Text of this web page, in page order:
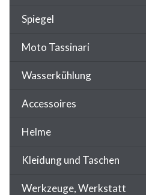
Spiegel
Moto Tassinari
Wasserkühlung
Accessoires
Helme
Kleidung und Taschen
Werkzeuge, Werkstatt